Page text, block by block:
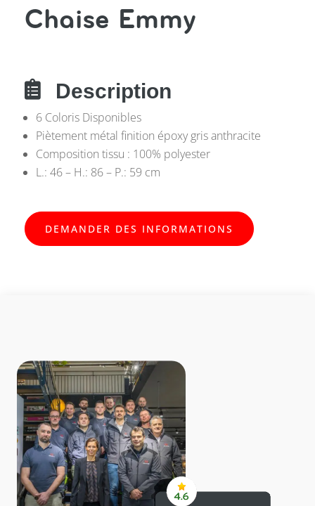
Chaise Emmy
 Description
6 Coloris Disponibles
Piètement métal finition époxy gris anthracite
Composition tissu : 100% polyester
L.: 46 – H.: 86 – P.: 59 cm
DEMANDER DES INFORMATIONS